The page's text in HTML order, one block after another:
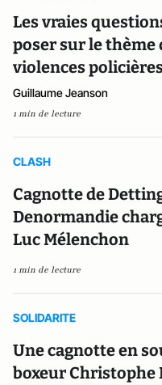
Les vraies
poser sur le thème
violences
Guillaume Jeanson
1 min de lecture
CLASH
Cagnotte de
Denormandie
Luc Mélenchon
1 min de lecture
SOLIDARITE
Une cagnotte en
boxeur Christophe